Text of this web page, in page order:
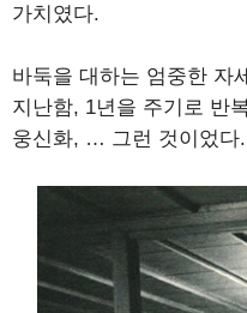
가치였다.
바둑을 대하는 엄중한 자
지난함, 1년을 주기로 반
웅신화, … 그런 것이었다.